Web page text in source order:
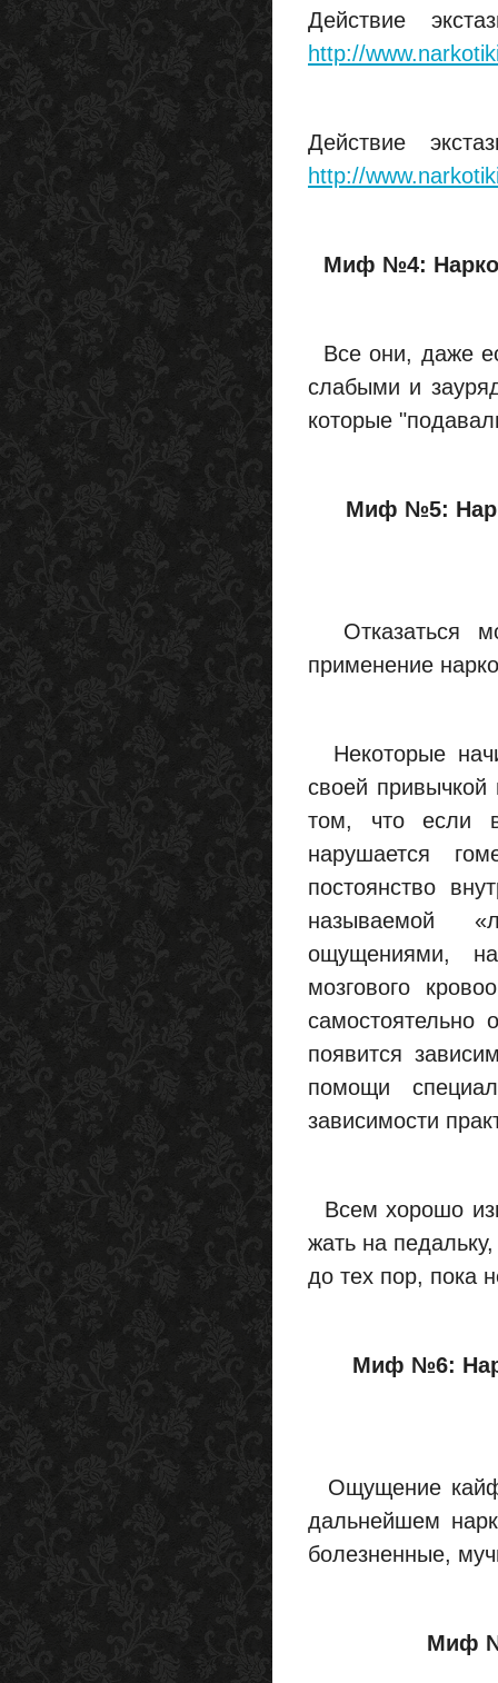
Действие
http://
Действие
http://
Миф №4:
Все они, даже
слабыми и
которые
Миф №5:
Отказаться
применение
Некоторые
своей
том, что если в
нарушается
постоянство
называемой
ощущениями,
мозгового
самостоятельно
появится
помощи
зависимости
Всем хорошо
жать на
до тех пор, пока
Миф №6:
Ощущение
дальнейшем
болезненные,
Миф